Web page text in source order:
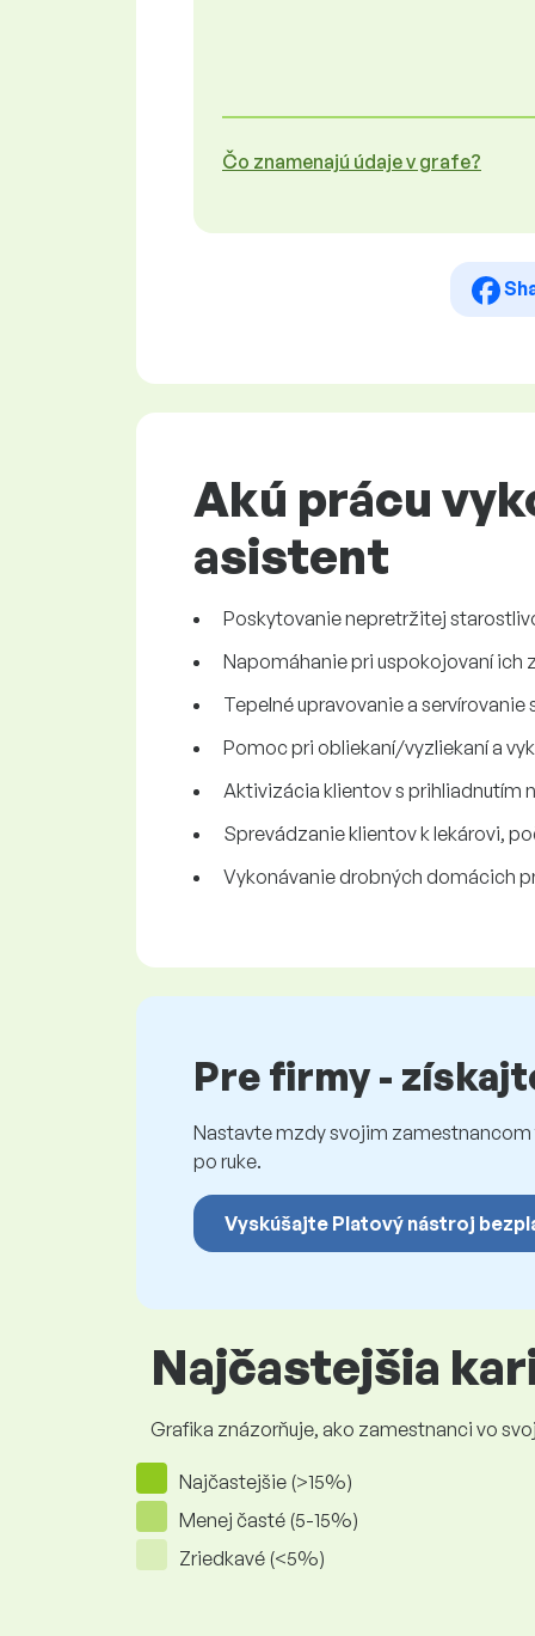
Čo znamenajú údaje v grafe?
Akú prácu
asistent
Poskytovanie nepretržitej
Napomáhanie pri uspokojovaní ich
Tepelné upravovanie a
Pomoc pri obliekaní/vyzliekaní a
Aktivizácia klientov s prihliadnutím
Sprevádzanie klientov k lekárovi,
Vykonávanie drobných domácich
Pre firmy -
Nastavte mzdy svojim
po ruke.
Vyskúšajte Platový nástroj
Najčastejšia
Grafika znázorňuje, ako zamestnanci vo
Najčastejšie (>15%)
Menej časté (5-15%)
Zriedkavé (<5%)